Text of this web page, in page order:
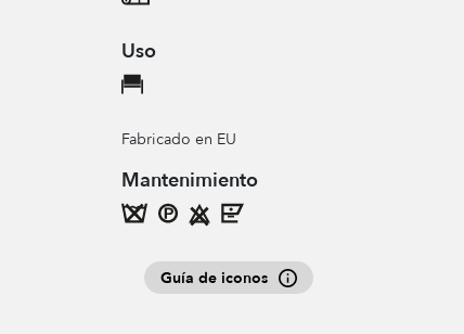
Uso
Fabricado en EU
Mantenimiento
Guía de iconos